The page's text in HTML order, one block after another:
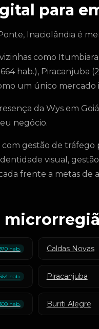
para
Inaciolândia é
como
hab.), Piracanjuba
um único
da Wys em
negócio.
gestão de
visual,
frente a metas de
hab. Caldas Novas
hab. Piracanjuba
hab. Buriti Alegre